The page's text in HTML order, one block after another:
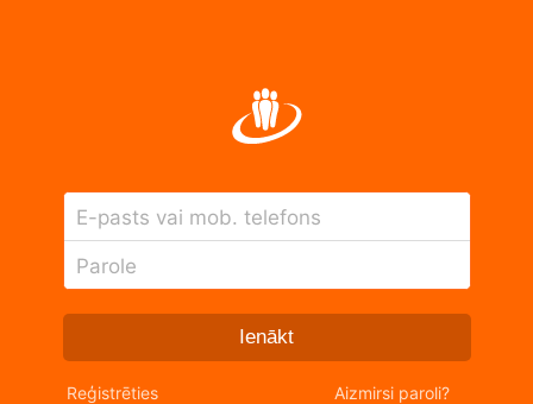
E-pasts vai mob. telefons
Parole
Ienākt
Reģistrēties Aizmirsi paroli?